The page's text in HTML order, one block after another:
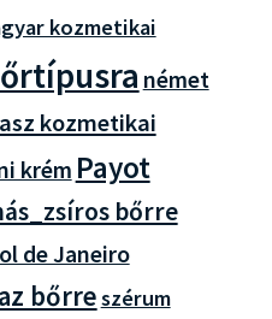
kozmetikai
német
kozmetikai
krém Payot
bőrre
de Janeiro
bőrreszérum